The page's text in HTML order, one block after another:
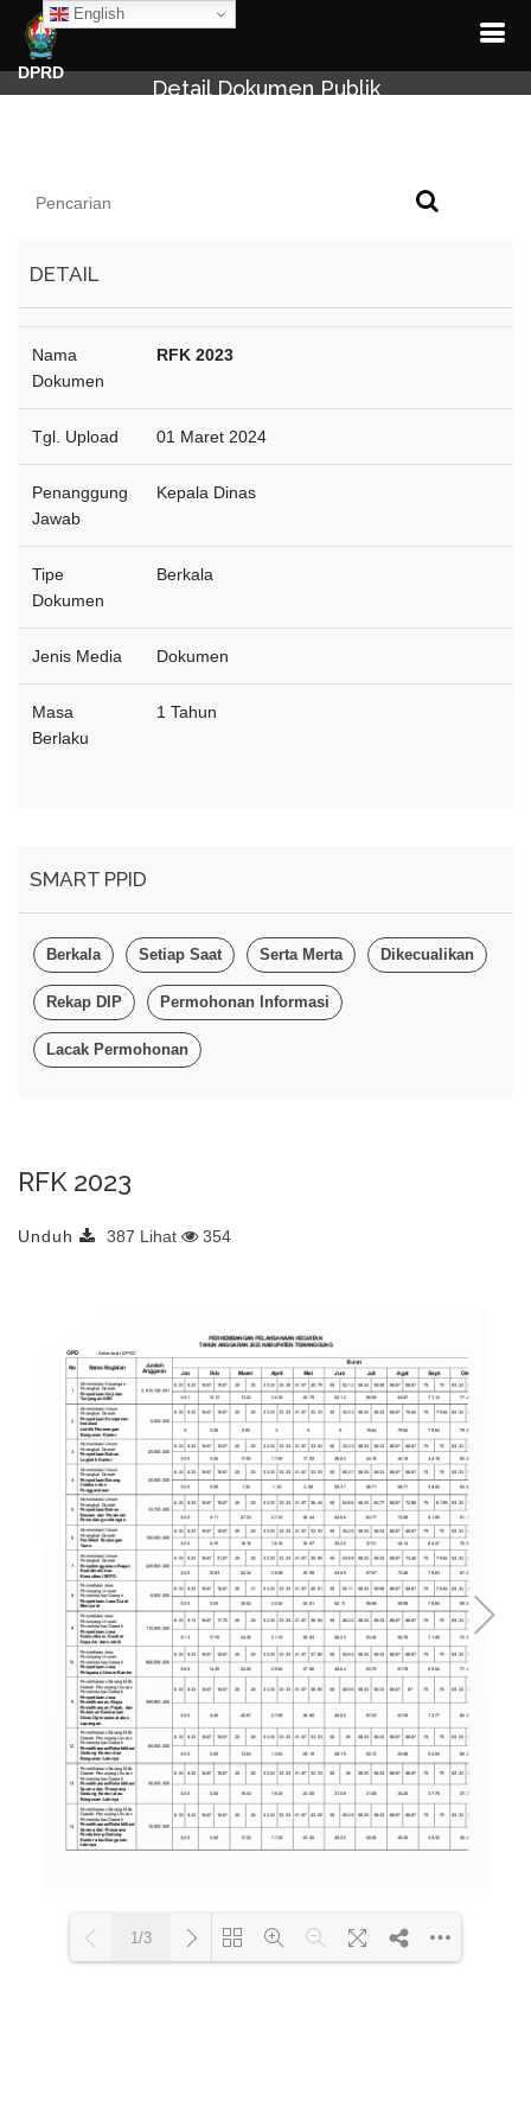
English
DPRD
Detail Dokumen Publik
DETAIL
Nama
Dokumen
RFK 2023
Tgl. Upload 01 Maret 2024
Penanggung
Jawab
Kepala Dinas
Tipe
Dokumen
Berkala
Jenis Media Dokumen
Masa
Berlaku
1 Tahun
SMART PPID
Berkala Setiap Saat Serta Merta Dikecualikan
Rekap DIP Permohonan Informasi
Lacak Permohonan
RFK 2023
Unduh 387 Lihat 354
1/3